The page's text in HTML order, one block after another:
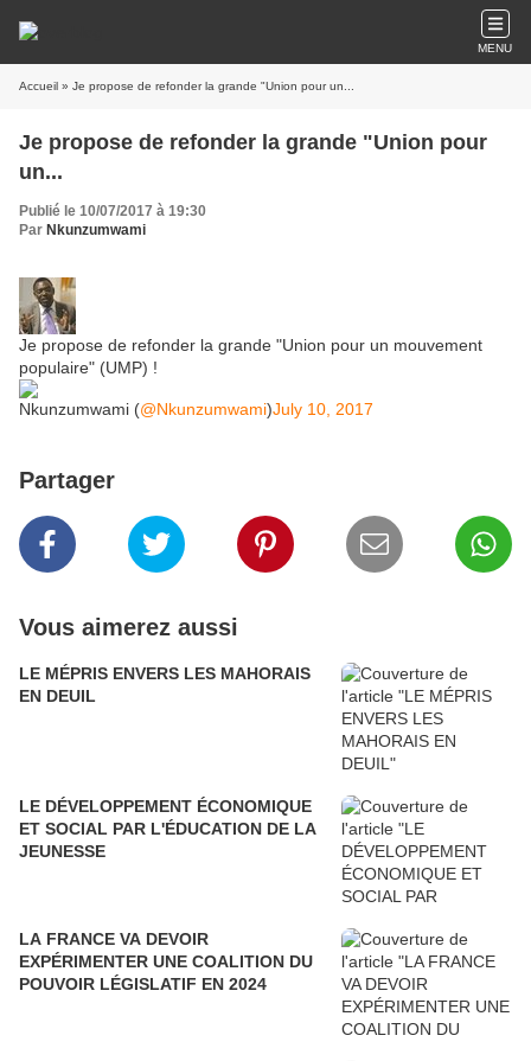
MENU
Accueil » Je propose de refonder la grande "Union pour un...
Je propose de refonder la grande "Union pour
un...
Publié le 10/07/2017 à 19:30
Par Nkunzumwami
Je propose de refonder la grande "Union pour un mouvement
populaire" (UMP) !
Nkunzumwami (@Nkunzumwami)July 10, 2017
Partager
Vous aimerez aussi
LE MÉPRIS ENVERS LES MAHORAIS
EN DEUIL
LE DÉVELOPPEMENT ÉCONOMIQUE
ET SOCIAL PAR L'ÉDUCATION DE LA
JEUNESSE
LA FRANCE VA DEVOIR
EXPÉRIMENTER UNE COALITION DU
POUVOIR LÉGISLATIF EN 2024